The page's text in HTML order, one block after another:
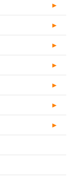
►
►
►
►
►
►
►